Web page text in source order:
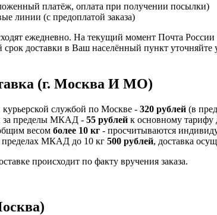
платёж, оплата при получении посылки)
линии (с предоплатой заказа)
ежедневно. На текущий момент Почта
доставки в Ваш населённый пункт
(г. Москва И МО)
курьерской службой по Москве - 320 рублей (в
за пределы МКАД - 55 рублей к основному тарифу
весом более 10 кг - просчитываются
пределах МКАД до 10 кг 500 рублей, доставка
происходит по факту вручения заказа.